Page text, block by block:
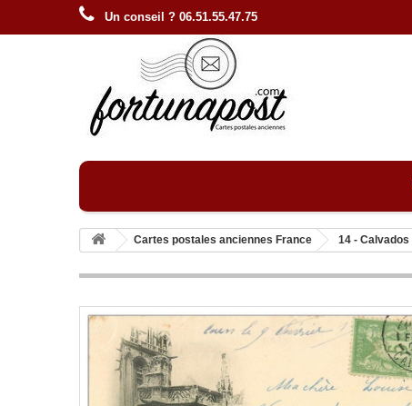
Un conseil ? 06.51.55.47.75
Cartes postales anciennes France 14 - Calvados